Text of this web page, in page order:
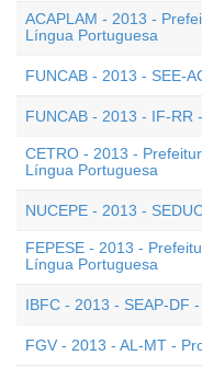
ACAPLAM - 2013 -
Língua Portuguesa
FUNCAB - 2013 - SEE-
FUNCAB - 2013 - IF-RR
CETRO - 2013 -
Língua Portuguesa
NUCEPE - 2013 -
FEPESE - 2013 -
Língua Portuguesa
IBFC - 2013 - SEAP-DF
FGV - 2013 - AL-MT -